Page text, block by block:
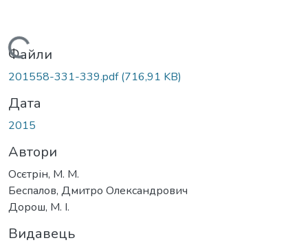
Вантажиться...
Файли
201558-331-339.pdf(716,91 KB)
Дата
2015
Автори
Осєтрін, М. М.
Беспалов, Дмитро Олександрович
Дорош, М. І.
Видавець